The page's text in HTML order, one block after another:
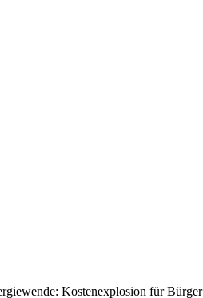
Kostenexplosion für Bürger